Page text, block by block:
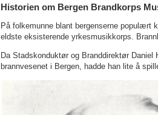
Historien om Bergen Brandkorps
På folkemunne blant bergenserne populært
eldste eksisterende yrkesmusikkorps.
Da Stadskonduktør og Branddirektør
brannvesenet i Bergen, hadde han lite å